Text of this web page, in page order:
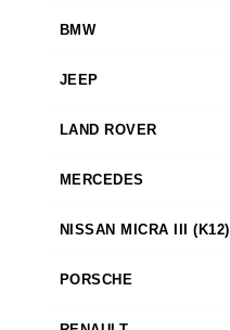
BMW
JEEP
LAND ROVER
MERCEDES
NISSAN MICRA III (K12)
PORSCHE